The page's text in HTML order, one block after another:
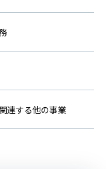
連する他の事業